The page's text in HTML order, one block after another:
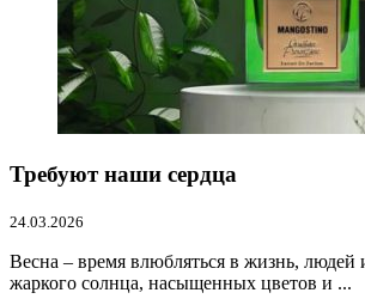
Требуют наши сердца
24.03.2026
Весна – время влюбляться в жизнь, людей
жаркого солнца, насыщенных цветов и ...